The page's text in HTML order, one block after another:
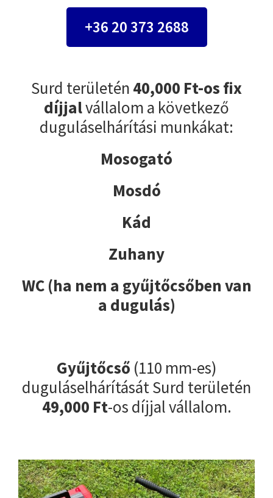
+36 20 373 2688
Surd területén 40,000 Ft-os fix
díjjalvállalom a következő
duguláselhárítási munkákat:
Mosogató
Mosdó
Kád
Zuhany
WC (ha nem a gyűjtőcsőben van
a dugulás)
Gyűjtőcső (110 mm-es)
duguláselhárítását Surd területén
49,000 Ft-os díjjal vállalom.